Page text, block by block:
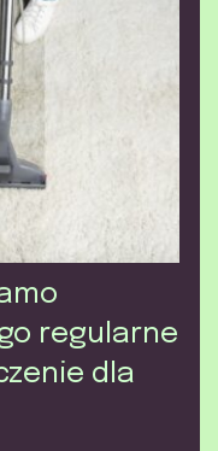
regularne
dla